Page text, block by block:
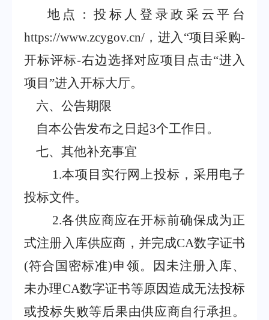
地点：投标人登录政采云平台
https://www.zcygov.cn/ ，进入 “项目采购-
开标评标-右边选择对应项目点击“进入
项目 ”进入开标大厅。
六、公告期限
自本公告发布之日起3个工作日。
七、其他补充事宜
1.本项目实行网上投标，采用电子
投标文件。
2.各供应商应在开标前确保成为正
式注册入库供应商，并完成CA数字证书
(符合国密标准)申领。因未注册入库、
未办理CA数字证书等原因造成无法投标
或投标失败等后果由供应商自行承担。